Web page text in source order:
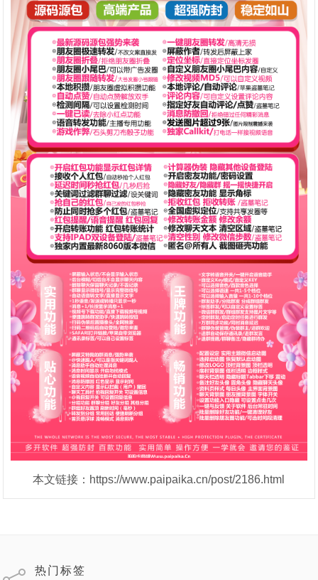
本文链接：https://www.paipaika.cn/post/2186.html
热门标签